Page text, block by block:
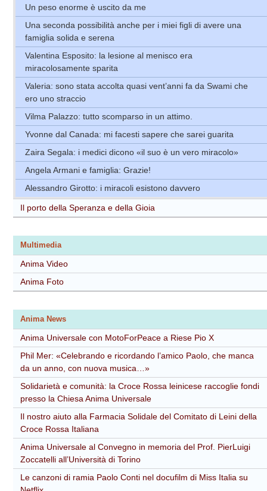
Un peso enorme è uscito da me
Una seconda possibilità anche per i miei figli di avere una
famiglia solida e serena
Valentina Esposito: la lesione al menisco era
miracolosamente sparita
Valeria: sono stata accolta quasi vent’anni fa da Swami che
ero uno straccio
Vilma Palazzo: tutto scomparso in un attimo.
Yvonne dal Canada: mi facesti sapere che sarei guarita
Zaira Segala: i medici dicono «il suo è un vero miracolo»
Angela Armani e famiglia: Grazie!
Alessandro Girotto: i miracoli esistono davvero
Il porto della Speranza e della Gioia
Multimedia
Anima Video
Anima Foto
Anima News
Anima Universale con MotoForPeace a Riese Pio X
Phil Mer: «Celebrando e ricordando l’amico Paolo, che manca
da un anno, con nuova musica…»
Solidarietà e comunità: la Croce Rossa leinicese raccoglie fondi
presso la Chiesa Anima Universale
Il nostro aiuto alla Farmacia Solidale del Comitato di Leini della
Croce Rossa Italiana
Anima Universale al Convegno in memoria del Prof. PierLuigi
Zoccatelli all’Università di Torino
Le canzoni di ramia Paolo Conti nel docufilm di Miss Italia su